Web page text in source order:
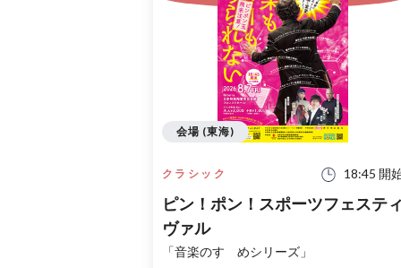
クラシック 18:45 開
ピン！ポン！スポーツフェステ
ヴァル
「音楽のすゝめシリーズ」
会場 (東海)